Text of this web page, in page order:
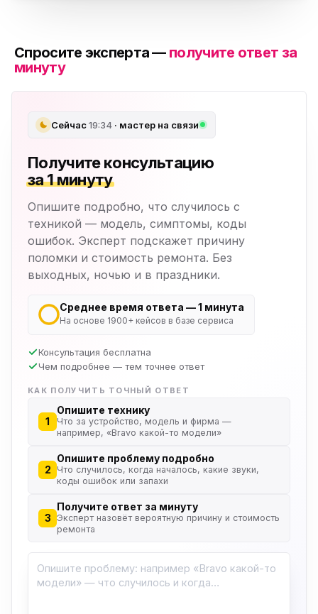
Спросите эксперта — получите ответ за
минуту
Сейчас19:34 · мастер на связи
Получите консультацию
за 1 минуту
Опишите подробно, что случилось с
техникой — модель, симптомы, коды
ошибок. Эксперт подскажет причину
поломки и стоимость ремонта. Без
выходных, ночью и в праздники.
Среднее время ответа — 1 минута
На основе 1900+ кейсов в базе сервиса
Консультация бесплатна
Чем подробнее — тем точнее ответ
КАК ПОЛУЧИТЬ ТОЧНЫЙ ОТВЕТ
1
Опишите технику
Что за устройство, модель и фирма —
например, «Bravo какой-то модели»
2
Опишите проблему подробно
Что случилось, когда началось, какие звуки,
коды ошибок или запахи
3
Получите ответ за минуту
Эксперт назовёт вероятную причину и стоимость
ремонта